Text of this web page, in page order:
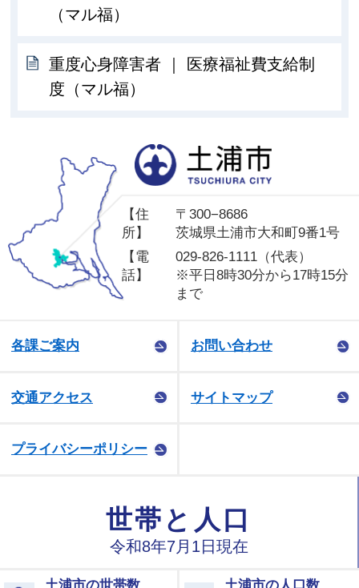
（マル福）
重度心身障害者 ｜ 医療福祉費支給制
度（マル福）
【住
所】
〒300−8686
茨城県土浦市大和町9番1号
【電
話】
029-826-1111（代表）
※平日8時30分から17時15分
まで
各課ご案内 お問い合わせ
交通アクセス サイトマップ
プライバシーポリシー